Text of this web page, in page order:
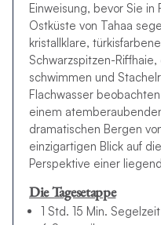
Einweisung, bevor Sie
Ostküste von Tahaa
kristallklare,
Schwarzspitzen-
schwimmen und
Flachwasser
einem
dramatischen Bergen
einzigartigen Blick auf
Perspektive einer
Die Tagesetappe
1 Std. 15 Min. Segelzeit